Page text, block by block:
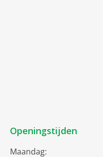
Openingstijden
Maandag: